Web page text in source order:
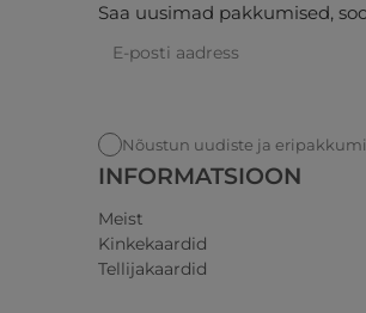
Saa uusimad pakkumised,
Nõustun uudiste ja
INFORMATSIOON
Meist
Kinkekaardid
Tellijakaardid